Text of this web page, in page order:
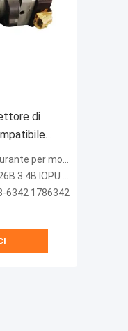
di
Motore
motore diesel
44B CB-54B CD-54B CW-14
6342 1786342